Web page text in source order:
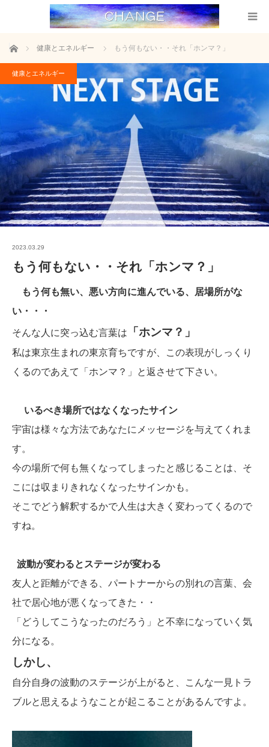
ホーム 健康とエネルギー もう何もない・・それ「ホンマ？」
健康とエネルギー
2023.03.29
もう何もない・・それ「ホンマ？」
もう何も無い、悪い方向に進んでいる、居場所がな
い・・・
そんな人に突っ込む言葉は 「ホンマ？」
私は東京生まれの東京育ちですが、この表現がしっくり
くるのであえて「ホンマ？」と返させて下さい。
いるべき場所ではなくなったサイン
宇宙は様々な方法であなたにメッセージを与えてくれま
す。
今の場所で何も無くなってしまったと感じることは、そ
こには収まりきれなくなったサインかも。
そこでどう解釈するかで人生は大きく変わってくるので
すね。
波動が変わるとステージが変わる
友人と距離ができる、パートナーからの別れの言葉、会
社で居心地が悪くなってきた・・
「どうしてこうなったのだろう」と不幸になっていく気
分になる。
しかし、
自分自身の波動のステージが上がると、こんな一見トラ
ブルと思えるようなことが起こることがあるんですよ。